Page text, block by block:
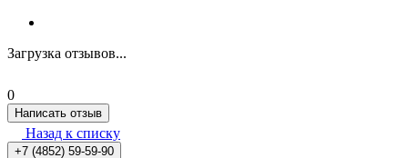
Загрузка отзывов...
0
Написать отзыв
Назад к списку
+7 (4852) 59-59-90